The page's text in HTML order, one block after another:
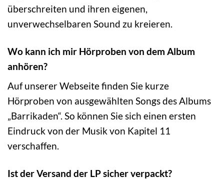
überschreiten und ihren eigenen,
unverwechselbaren Sound zu kreieren.
Wo kann ich mir Hörproben von dem Album
anhören?
Auf unserer Webseite finden Sie kurze
Hörproben von ausgewählten Songs des Albums
„Barrikaden“. So können Sie sich einen ersten
Eindruck von der Musik von Kapitel 11
verschaffen.
Ist der Versand der LP sicher verpackt?